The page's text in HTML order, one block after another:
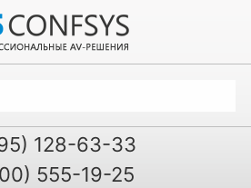
128-63-33
555-19-25